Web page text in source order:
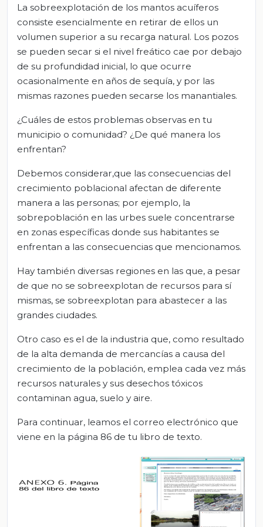
La sobreexplotación de los mantos acuíferos
consiste esencialmente en retirar de ellos un
volumen superior a su recarga natural. Los pozos
se pueden secar si el nivel freático cae por debajo
de su profundidad inicial, lo que ocurre
ocasionalmente en años de sequía, y por las
mismas razones pueden secarse los manantiales.
¿Cuáles de estos problemas observas en tu
municipio o comunidad? ¿De qué manera los
enfrentan?
Debemos considerar,que las consecuencias del
crecimiento poblacional afectan de diferente
manera a las personas; por ejemplo, la
sobrepoblación en las urbes suele concentrarse
en zonas específicas donde sus habitantes se
enfrentan a las consecuencias que mencionamos.
Hay también diversas regiones en las que, a pesar
de que no se sobreexplotan de recursos para sí
mismas, se sobreexplotan para abastecer a las
grandes ciudades.
Otro caso es el de la industria que, como resultado
de la alta demanda de mercancías a causa del
crecimiento de la población, emplea cada vez más
recursos naturales y sus desechos tóxicos
contaminan agua, suelo y aire.
Para continuar, leamos el correo electrónico que
viene en la página 86 de tu libro de texto.